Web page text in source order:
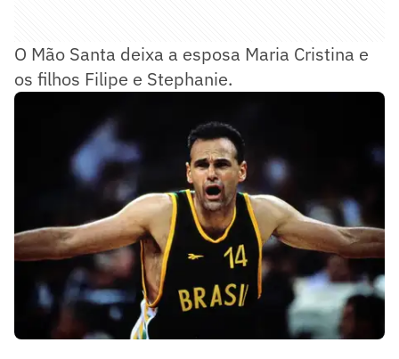
O Mão Santa deixa a esposa Maria Cristina e
os filhos Filipe e Stephanie.